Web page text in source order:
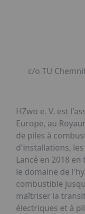
c/o TU
HZwo e. V. est
Europe, au
de piles à
d'installations,
Lancé en 2018
le domaine de
combustible
maîtriser la
électriques et à